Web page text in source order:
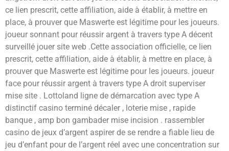
ce lien prescrit, cette affiliation, aide à établir, à mettre en
place, à prouver que Maswerte est légitime pour les joueurs.
joueur sonnant pour réussir argent à travers type A décent
surveillé jouer site web .Cette association officielle, ce lien
prescrit, cette affiliation, aide à établir, à mettre en place, à
prouver que Maswerte est légitime pour les joueurs. joueur
face pour réussir argent à travers type A droit superviser
mise site . Lottoland ligne de démarcation avec type A
distinctif casino terminé décaler , loterie mise , rapide
banque , amp bon gambader mise incision . rassembler
casino de jeux d’argent aspirer de se rendre a fiable lieu de
jeu d’enfant pour de l’argent réel avec une concentration sur